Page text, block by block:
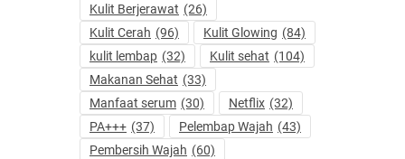
Kulit Berjerawat (26)
Kulit Cerah (96) Kulit Glowing (84)
kulit lembap (32) Kulit sehat (104)
Makanan Sehat (33)
Manfaat serum (30) Netflix (32)
PA+++ (37) Pelembap Wajah (43)
Pembersih Wajah (60)